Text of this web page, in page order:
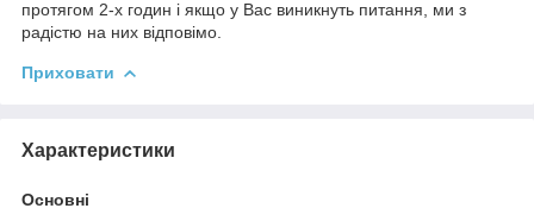
протягом 2-х годин і якщо у Вас виникнуть питання, ми з
радістю на них відповімо.
Приховати
Характеристики
Основні